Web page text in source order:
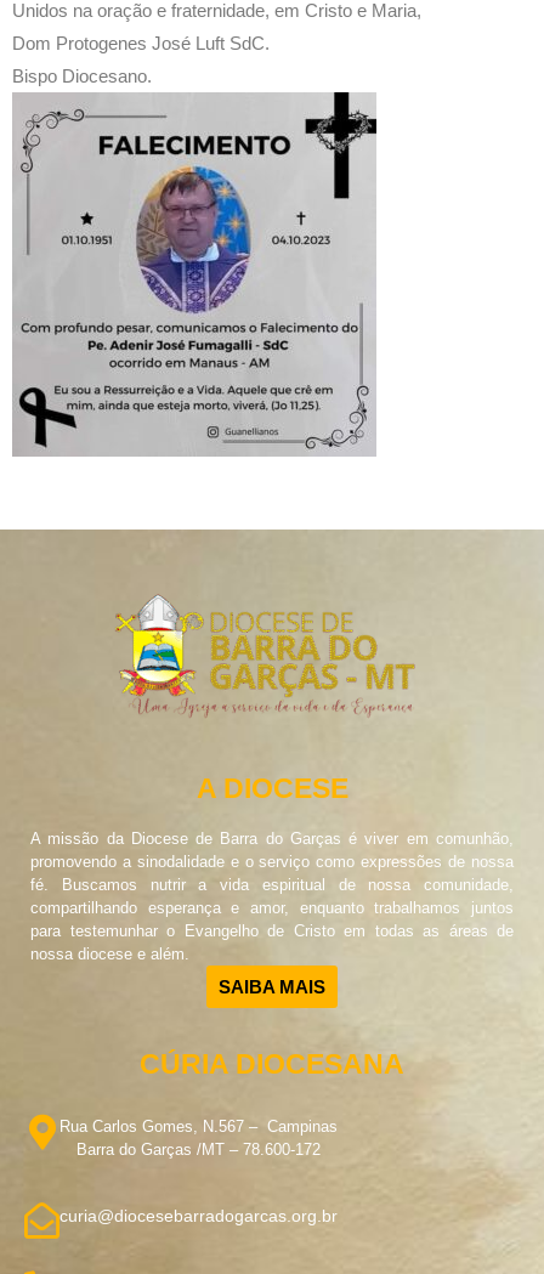
Unidos na oração e fraternidade, em Cristo e Maria,
Dom Protogenes José Luft SdC.
Bispo Diocesano.
A DIOCESE
A missão da Diocese de Barra do Garças é viver em comunhão,
promovendo a sinodalidade e o serviço como expressões de nossa
fé. Buscamos nutrir a vida espiritual de nossa comunidade,
compartilhando esperança e amor, enquanto trabalhamos juntos
para testemunhar o Evangelho de Cristo em todas as áreas de
nossa diocese e além.
SAIBA MAIS
CÚRIA DIOCESANA
Rua Carlos Gomes, N.567 – Campinas
Barra do Garças /MT – 78.600-172
curia@diocesebarradogarcas.org.br